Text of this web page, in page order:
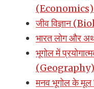
(Economics)
जीव विज्ञान
भारत लोग और
भूगोल में
(Geography)
मनव भूगोल के